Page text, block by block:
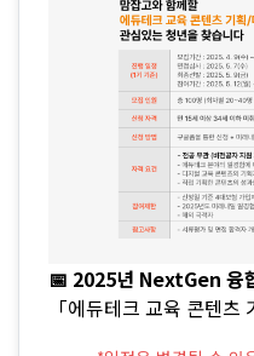
📅 2025년 NextGen 융
「에듀테크 교육 콘텐